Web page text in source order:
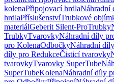
kolenaPřipojovací hrdlaNáhradní
hrdlaPříslušenstvíTrubkové
materiálGeberit Silent-ProTrubky
TrubkyTvarovkyNáhradní díly
pro KolenaOdbočkyNáhradní
díly pro RedukceČisticí tvarovky
tvarovkyTvarovky SuperTube
SuperTubeKolenaNáhradní díly